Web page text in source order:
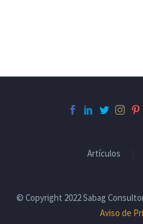
Artículos
© Copyright 2022 Sabag
Aviso de